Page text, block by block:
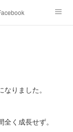
りました。
く成長せず。